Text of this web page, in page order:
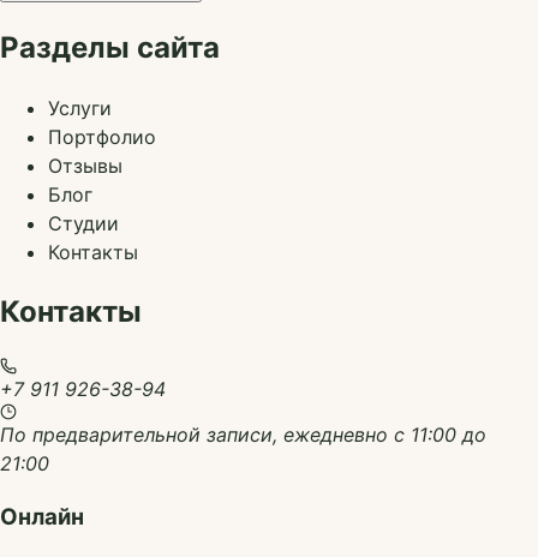
Разделы сайта
Услуги
Портфолио
Отзывы
Блог
Студии
Контакты
Контакты
+7 911 926-38-94
По предварительной записи, ежедневно с 11:00 до
21:00
Онлайн